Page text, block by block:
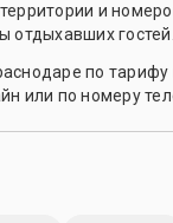
и
отдыхавших гостей.
по
или по номеру